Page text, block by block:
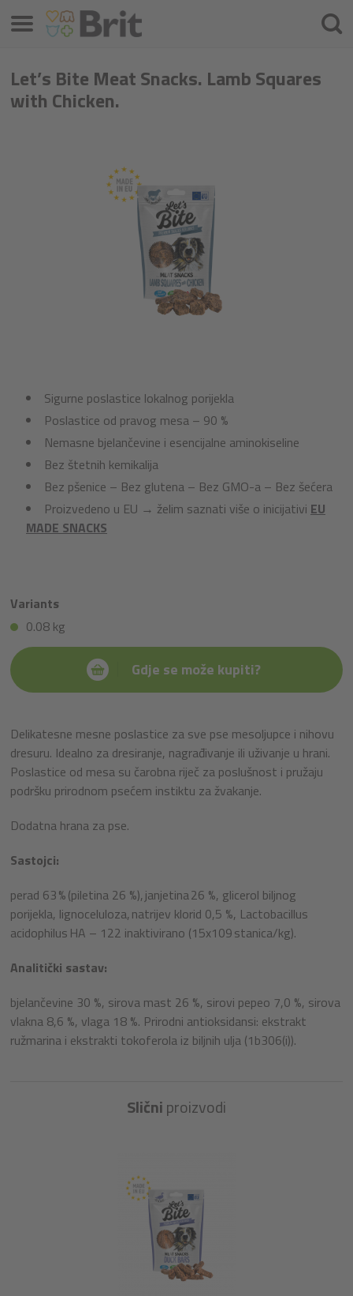
Let’s Bite Meat Snacks. Lamb Squares
with Chicken.
Sigurne poslastice lokalnog porijekla
Poslastice od pravog mesa – 90 %
Nemasne bjelančevine i esencijalne aminokiseline
Bez štetnih kemikalija
Bez pšenice – Bez glutena – Bez GMO-a – Bez šećera
Proizvedeno u EU → želim saznati više o inicijativi EU
MADE SNACKS
Variants
0.08 kg
Gdje se može kupiti?
Delikatesne mesne poslastice za sve pse mesoljupce i nihovu
dresuru. Idealno za dresiranje, nagrađivanje ili uživanje u hrani.
Poslastice od mesa su čarobna riječ za poslušnost i pružaju
podršku prirodnom psećem instiktu za žvakanje.
Dodatna hrana za pse.
Sastojci:
perad 63 % (piletina 26 %), janjetina 26 %, glicerol biljnog
porijekla, lignoceluloza, natrijev klorid 0,5 %, Lactobacillus
acidophilus HA – 122 inaktivirano (15x109stanica/kg).
Analitički sastav:
bjelančevine 30 %, sirova mast 26 %, sirovi pepeo 7,0 %, sirova
vlakna 8,6 %, vlaga 18 %. Prirodni antioksidansi: ekstrakt
ružmarina i ekstrakti tokoferola iz biljnih ulja (1b306(i)).
Sličniproizvodi
Traži
Izbornik